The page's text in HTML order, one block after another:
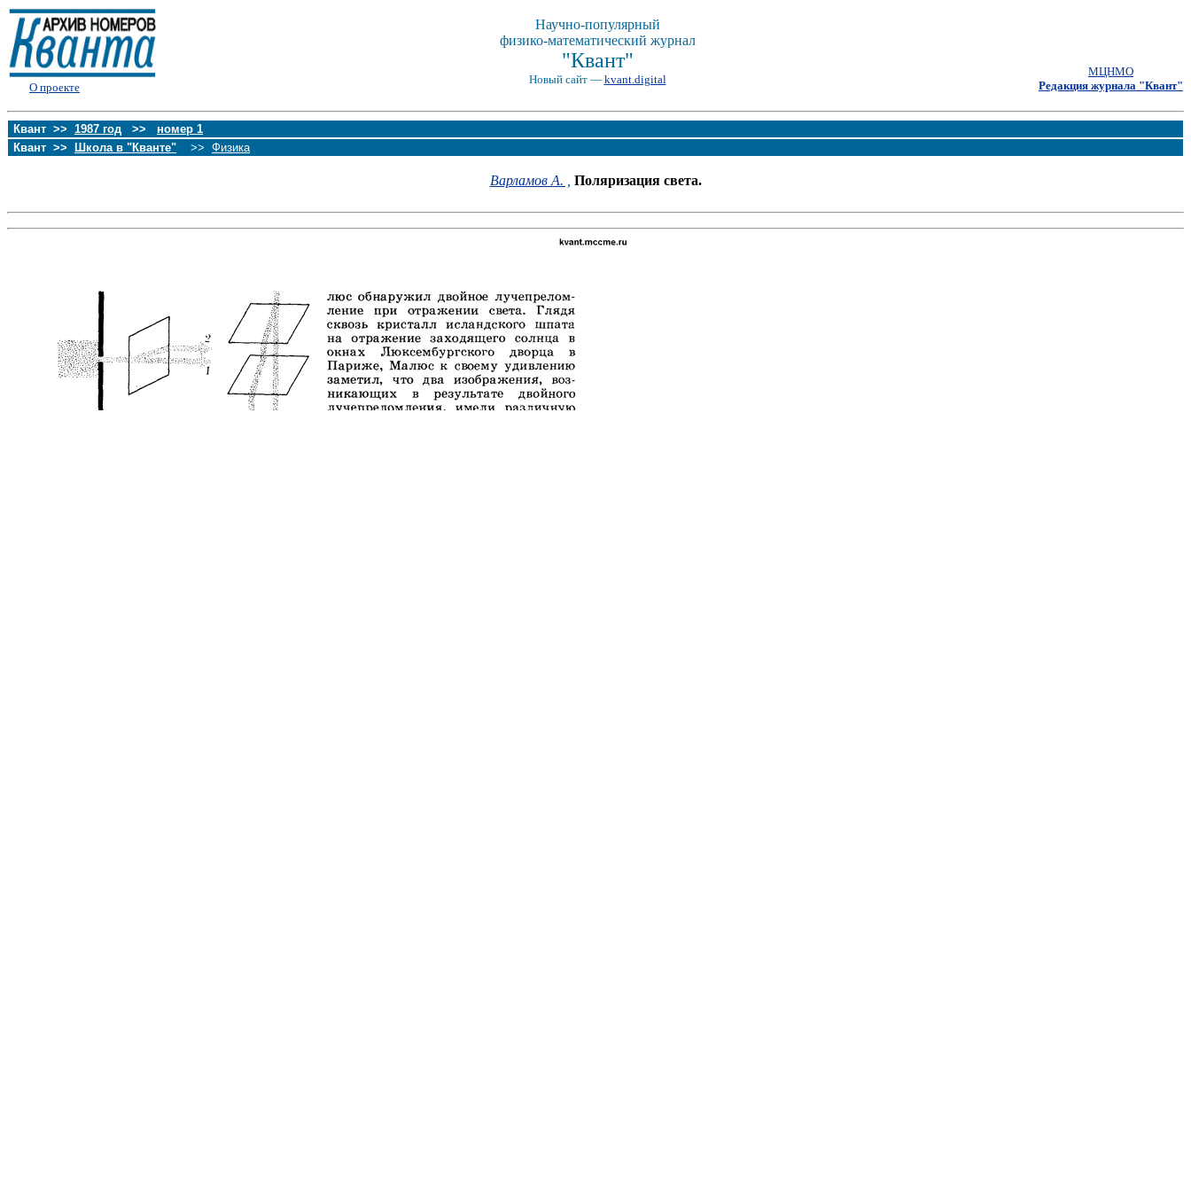
О проекте
Научно-популярный
физико-математический журнал
"Квант"
Новый сайт — kvant.digital
МЦНМО
Редакция журнала "Квант"
Квант >> 1987 год >> номер 1
Квант >>
Школа в "Кванте" >> Физика
Варламов А. , Поляризация света.